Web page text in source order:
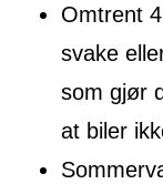
Omtrent
svake
som gjør
at biler